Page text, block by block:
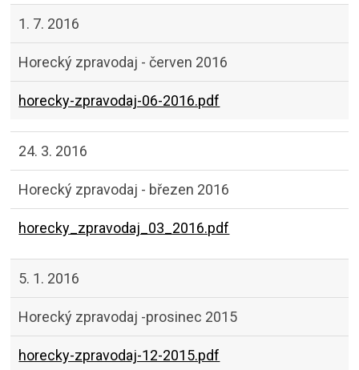
1. 7. 2016
Horecký zpravodaj - červen 2016
horecky-zpravodaj-06-2016.pdf
24. 3. 2016
Horecký zpravodaj - březen 2016
horecky_zpravodaj_03_2016.pdf
5. 1. 2016
Horecký zpravodaj -prosinec 2015
horecky-zpravodaj-12-2015.pdf